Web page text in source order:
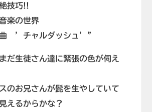
技巧!!
楽の世界
曲 ’チャルダッシュ’”
だ生徒さん達に緊張の色が伺え
のお兄さんが髭を生やしていて
えるからかな？